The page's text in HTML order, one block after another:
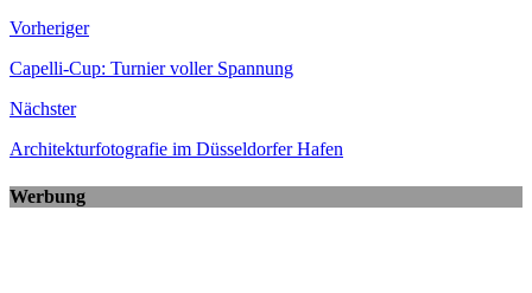
Vorheriger
Capelli-Cup: Turnier voller Spannung
Nächster
Architekturfotografie im Düsseldorfer Hafen
Werbung